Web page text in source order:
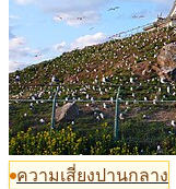
ความเสี่ยงปานกลาง